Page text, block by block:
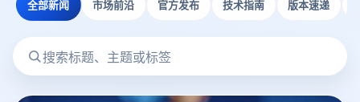
全部新闻 市场前沿 官方发布 技术指南 版本速递